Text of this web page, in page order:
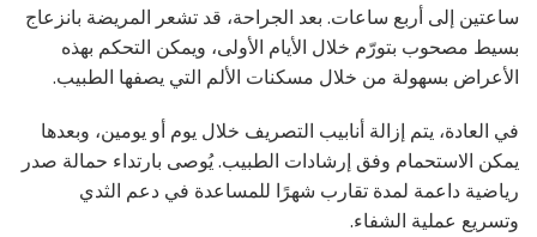
ساعتين إلى أربع ساعات. بعد الجراحة، قد تشعر المريضة بانزعاج
بسيط مصحوب بتورّم خلال الأيام الأولى، ويمكن التحكم بهذه
الأعراض بسهولة من خلال مسكنات الألم التي يصفها الطبيب.
في العادة، يتم إزالة أنابيب التصريف خلال يوم أو يومين، وبعدها
يمكن الاستحمام وفق إرشادات الطبيب. يُوصى بارتداء حمالة صدر
رياضية داعمة لمدة تقارب شهرًا للمساعدة في دعم الثدي
وتسريع عملية الشفاء.